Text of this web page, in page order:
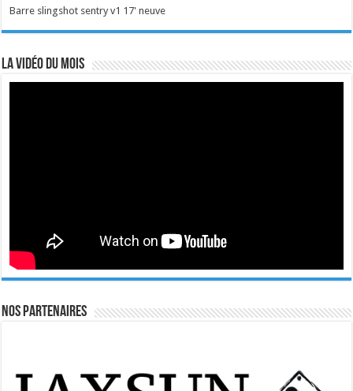
Barre slingshot sentry v1 17' neuve
La vidéo du mois
Nos Partenaires